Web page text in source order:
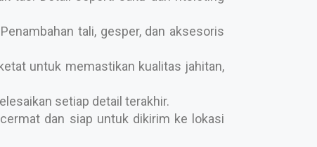
tali, gesper, dan aksesoris
untuk memastikan kualitas jahitan,
setiap detail terakhir.
dan siap untuk dikirim ke lokasi